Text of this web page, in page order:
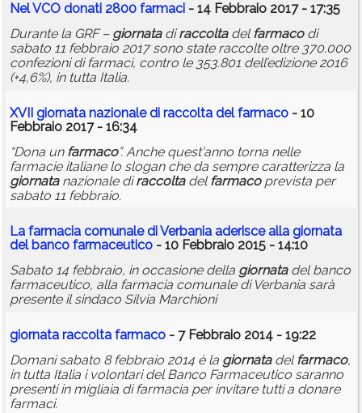
Nel VCO donati 2800 farmaci - 14 Febbraio 2017 - 17:35
Durante la GRF – giornatadiraccoltadelfarmacodi
sabato 11 febbraio 2017 sono state raccolte oltre 370.000
confezioni di farmaci, contro le 353.801 dell’edizione 2016
(+4,6%), in tutta Italia.
XVII giornata nazionale di raccolta delfarmaco - 10
Febbraio 2017 - 16:34
“Dona un farmaco”. Anche quest'anno torna nelle
farmacie italiane lo slogan che da sempre caratterizza la
giornatanazionale diraccoltadelfarmacoprevista per
sabato 11 febbraio.
La farmacia comunale di Verbania aderisce alla giornata
del banco farmaceutico - 10 Febbraio 2015 - 14:10
Sabato 14 febbraio, in occasione della giornatadel banco
farmaceutico, alla farmacia comunale di Verbania sarà
presente il sindaco Silvia Marchioni
giornata raccolta farmaco - 7 Febbraio 2014 - 19:22
Domani sabato 8 febbraio 2014 è la giornatadelfarmaco,
in tutta Italia i volontari del Banco Farmaceutico saranno
presenti in migliaia di farmacia per invitare tutti a donare
farmaci.